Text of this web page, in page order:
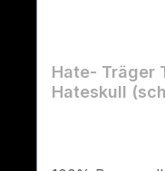
Hate- Träger
Hateskull